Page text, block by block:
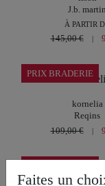
J.b. martin
À PARTIR
145,00 €
PRIX BRADERIE
kornelia
Reqins
109,00 €
|
Faites un